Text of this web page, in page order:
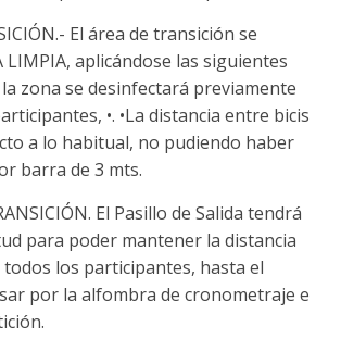
El área de transición se
LIMPIA, aplicándose las siguientes
la zona se desinfectará previamente
•. •La distancia entre bicis
a lo habitual, no pudiendo haber
barra de 3 mts.
El Pasillo de Salida tendrá
para poder mantener la distancia
los participantes, hasta el
por la alfombra de cronometraje e